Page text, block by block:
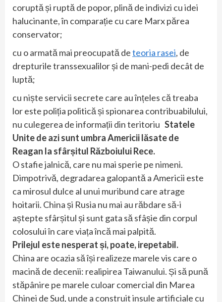
coruptă și ruptă de popor, plină de indivizi cu idei
halucinante, în comparație cu care Marx părea
conservator;
cu o armată mai preocupată deteoria rasei, de
drepturile transsexualilor și de mani-pedi decât de
luptă;
cu niște servicii secrete care au înțeles că treaba
lor este poliția politică și spionarea contribuabilului,
nu culegerea de informații din teritoriu Statele
Unite de azi sunt umbra Americii lăsate de
Reagan la sfârșitul Războiului Rece.
O stafie jalnică, care nu mai sperie pe nimeni.
Dimpotrivă, degradarea galopantă a Americii este
ca mirosul dulce al unui muribund care atrage
hoitarii. China și Rusia nu mai au răbdare să-i
aștepte sfârșitul și sunt gata să sfâșie din corpul
colosului în care viața încă mai palpită.
Prilejul este nesperat și, poate, irepetabil.
China are ocazia să își realizeze marele vis care o
macină de decenii: realipirea Taiwanului. Și să pună
stăpânire pe marele culoar comercial din Marea
Chinei de Sud, unde a construit insule artificiale cu